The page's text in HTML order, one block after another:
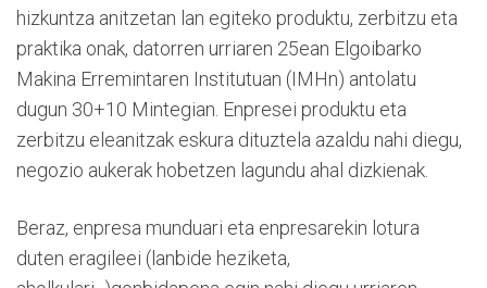
hizkuntza anitzetan lan egiteko produktu, zerbitzu eta
praktika onak, datorren urriaren 25ean Elgoibarko
Makina Erremintaren Institutuan (IMHn) antolatu
dugun 30+10 Mintegian. Enpresei produktu eta
zerbitzu eleanitzak eskura dituztela azaldu nahi diegu,
negozio aukerak hobetzen lagundu ahal dizkienak.
Beraz, enpresa munduari eta enpresarekin lotura
duten eragileei (lanbide heziketa,